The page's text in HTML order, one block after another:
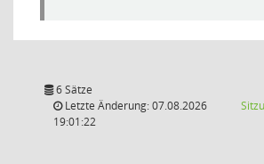
6 Sätze
Letzte Änderung: 07.08.2026
19:01:22